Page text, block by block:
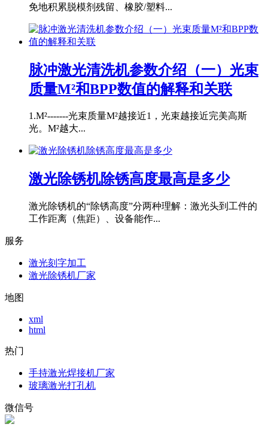
免地积累脱模剂残留、橡胶/塑料...
脉冲激光清洗机参数介绍（一）光束
质量M²和BPP数值的解释和关联
1.M²-------光束质量M²越接近1，光束越接近完美高斯
光。M²越大...
激光除锈机除锈高度最高是多少
激光除锈机的“除锈高度”分两种理解：激光头到工件的
工作距离（焦距）、设备能作...
服务
激光刻字加工
激光除锈机厂家
地图
xml
html
热门
手持激光焊接机厂家
玻璃激光打孔机
微信号